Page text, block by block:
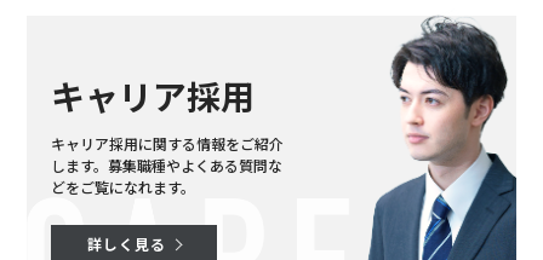
キャリア採用
キャリア採用に関する情報をご紹介
します。募集職種やよくある質問な
どをご覧になれます。
詳しく見る